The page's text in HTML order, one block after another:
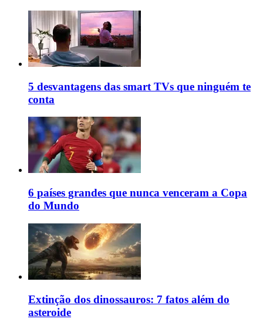
5 desvantagens das smart TVs que ninguém te
conta
6 países grandes que nunca venceram a Copa
do Mundo
Extinção dos dinossauros: 7 fatos além do
asteroide